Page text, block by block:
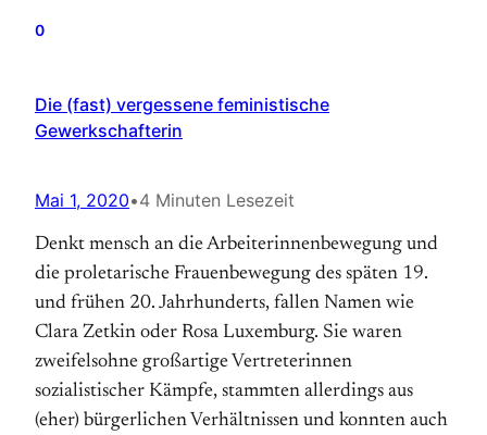
0
Die (fast) vergessene feministische
Gewerkschafterin
Mai 1, 2020•4 Minuten Lesezeit
Denkt mensch an die Arbeiterinnenbewegung und
die proletarische Frauenbewegung des späten 19.
und frühen 20. Jahrhunderts, fallen Namen wie
Clara Zetkin oder Rosa Luxemburg. Sie waren
zweifelsohne großartige Vertreterinnen
sozialistischer Kämpfe, stammten allerdings aus
(eher) bürgerlichen Verhältnissen und konnten auch